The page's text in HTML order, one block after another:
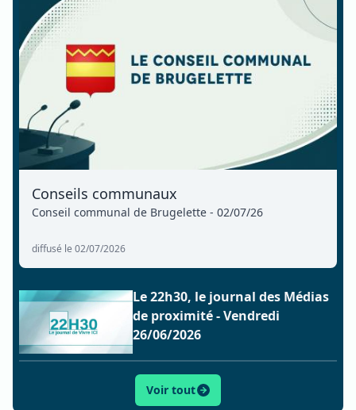
Conseils communaux
Conseil communal de Brugelette - 02/07/26
diffusé le 02/07/2026
Le 22h30, le journal des Médias
de proximité - Vendredi
26/06/2026
Voir tout